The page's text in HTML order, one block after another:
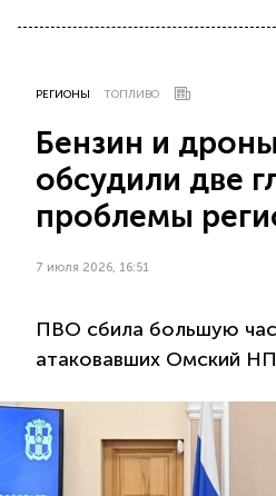
РЕГИОНЫ ТОПЛИВО
Бензин и
обсудили две
проблемы
7 июля 2026, 16:51
ПВО сбила большую
атаковавших Омский